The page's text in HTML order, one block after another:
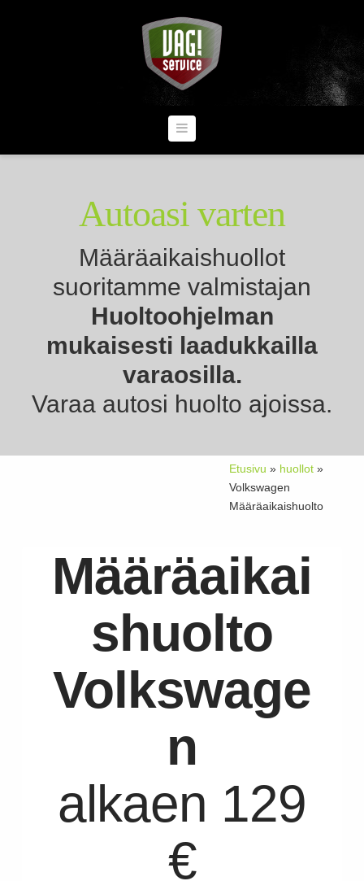
g
e
r
v
O
Navigation
Autoasi varten
Määräaikaishuollot
suoritamme valmistajan
Huoltoohjelman
mukaisesti laadukkailla
varaosilla.
Varaa autosi huolto ajoissa.
Etusivu » huollot »
Volkswagen
Määräaikaishuolto
Määräaikai
shuolto
Volkswage
n
alkaen 129
€